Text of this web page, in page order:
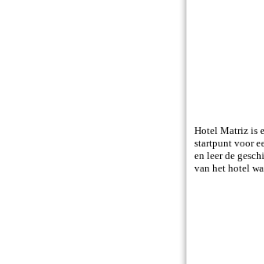
Hotel Matriz is
startpunt voor
en leer de
van het hotel